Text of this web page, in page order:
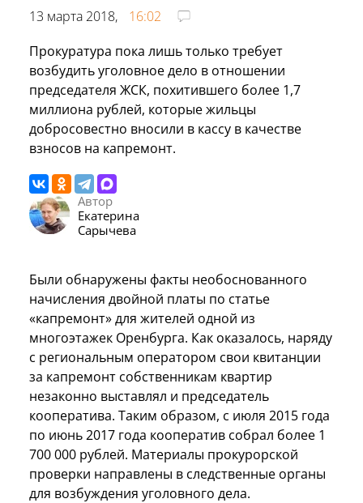
13 марта 2018,
16:02
Прокуратура пока лишь только требует
возбудить уголовное дело в отношении
председателя ЖСК, похитившего более 1,7
миллиона рублей, которые жильцы
добросовестно вносили в кассу в качестве
взносов на капремонт.
Автор
Екатерина
Сарычева
Были обнаружены факты необоснованного
начисления двойной платы по статье
«капремонт» для жителей одной из
многоэтажек Оренбурга. Как оказалось, наряду
с региональным оператором свои квитанции
за капремонт собственникам квартир
незаконно выставлял и председатель
кооператива. Таким образом, с июля 2015 года
по июнь 2017 года кооператив собрал более 1
700 000 рублей. Материалы прокурорской
проверки направлены в следственные органы
для возбуждения уголовного дела.